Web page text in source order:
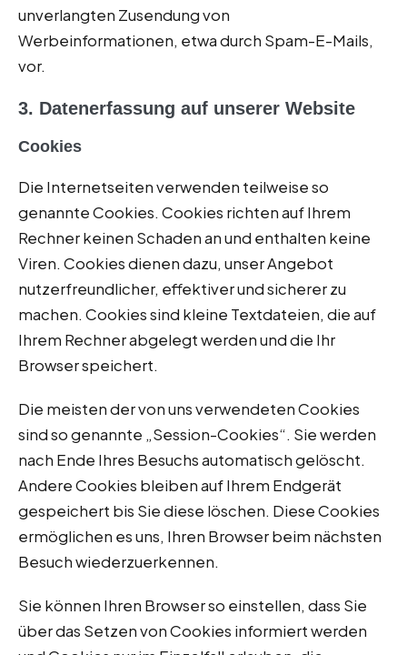
unverlangten Zusendung von
Werbeinformationen, etwa durch Spam-E-Mails,
vor.
3. Datenerfassung auf unserer Website
Cookies
Die Internetseiten verwenden teilweise so
genannte Cookies. Cookies richten auf Ihrem
Rechner keinen Schaden an und enthalten keine
Viren. Cookies dienen dazu, unser Angebot
nutzerfreundlicher, effektiver und sicherer zu
machen. Cookies sind kleine Textdateien, die auf
Ihrem Rechner abgelegt werden und die Ihr
Browser speichert.
Die meisten der von uns verwendeten Cookies
sind so genannte „Session-Cookies“. Sie werden
nach Ende Ihres Besuchs automatisch gelöscht.
Andere Cookies bleiben auf Ihrem Endgerät
gespeichert bis Sie diese löschen. Diese Cookies
ermöglichen es uns, Ihren Browser beim nächsten
Besuch wiederzuerkennen.
Sie können Ihren Browser so einstellen, dass Sie
über das Setzen von Cookies informiert werden